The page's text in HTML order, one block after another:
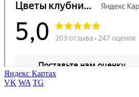
Яндекс Картах
VK WA TG